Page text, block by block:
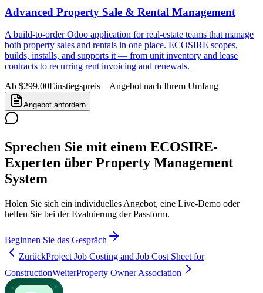
Advanced Property Sale & Rental Management
A build-to-order Odoo application for real-estate teams that manage
both property sales and rentals in one place. ECOSIRE scopes,
builds, installs, and supports it — from unit inventory and lease
contracts to recurring rent invoicing and renewals.
Ab $299.00Einstiegspreis – Angebot nach Ihrem Umfang
Angebot anfordern
Sprechen Sie mit einem ECOSIRE-
Experten über Property Management
System
Holen Sie sich ein individuelles Angebot, eine Live-Demo oder
helfen Sie bei der Evaluierung der Passform.
Beginnen Sie das Gespräch
ZurückProject Job Costing and Job Cost Sheet for
ConstructionWeiterProperty Owner Association